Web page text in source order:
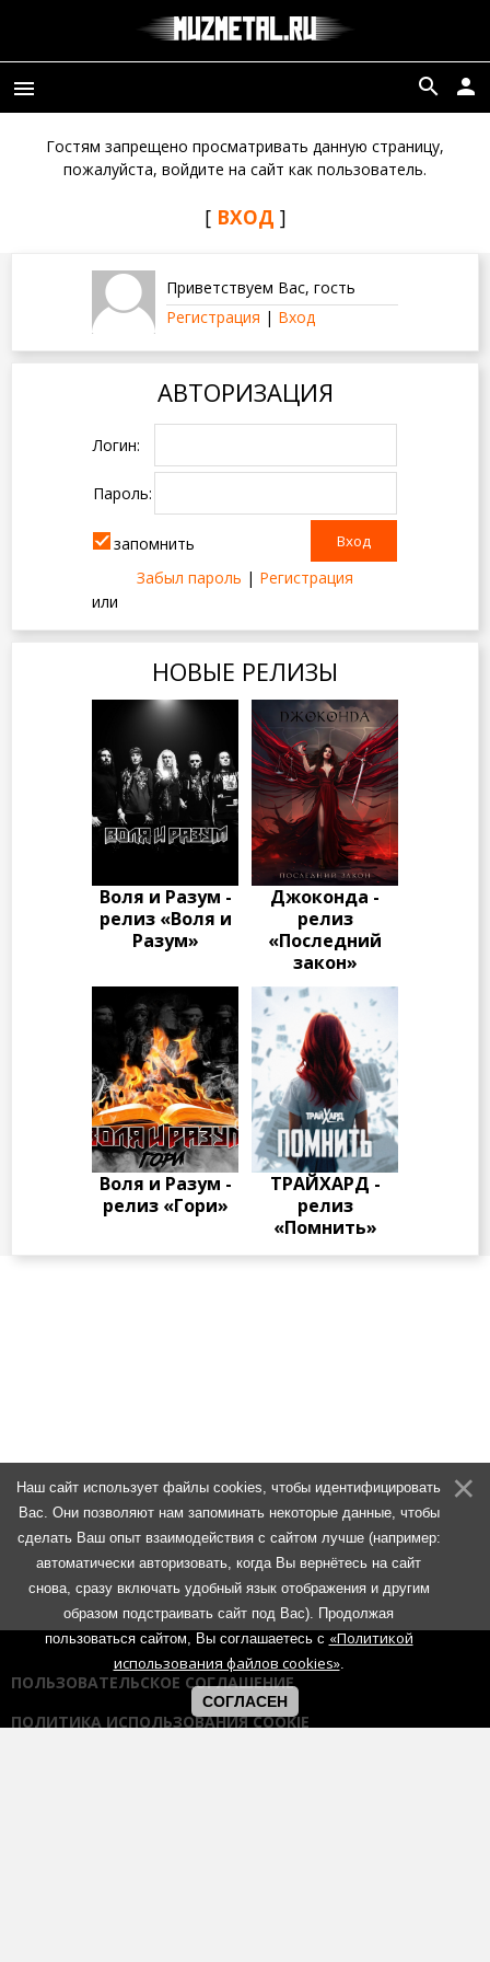
menu person
search
Гостям запрещено просматривать данную страницу,
пожалуйста, войдите на сайт как пользователь.
[ ВХОД ]
Приветствуем Вас, гость
Регистрация | Вход
АВТОРИЗАЦИЯ
Логин:
Пароль:
запомнить
Забыл пароль | Регистрация
или
НОВЫЕ РЕЛИЗЫ
Воля и Разум -
релиз «Воля и
Разум»
Джоконда -
релиз
«Последний
закон»
Воля и Разум -
релиз «Гори»
ТРАЙХАРД -
релиз
«Помнить»
ПОЛЬЗОВАТЕЛЬСКОЕ СОГЛАШЕНИЕ
ПОЛИТИКА ИСПОЛЬЗОВАНИЯ COOKIE
Наш сайт использует файлы cookies, чтобы идентифицировать
Вас. Они позволяют нам запоминать некоторые данные, чтобы
сделать Ваш опыт взаимодействия с сайтом лучше (например:
автоматически авторизовать, когда Вы вернётесь на сайт
снова, сразу включать удобный язык отображения и другим
образом подстраивать сайт под Вас). Продолжая
пользоваться сайтом, Вы соглашаетесь с «Политикой
использования файлов cookies».
СОГЛАСЕН